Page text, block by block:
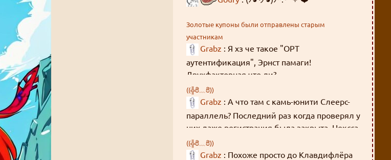
Золотые купоны были отправлены старым
участникам
Grabz : Я хз че такое "OPT
аутентификация", Эрнст памаги!
Двухфакторная что ли?
((╬ಠิ﹏ಠิ))
Grabz : А что там с камь-юнити Слеерс-
параллель? Последний раз когда проверял у
них даже регистрация была закрыта. Нексса-
джахады там всякие, Мордейны, Розевиры,
где все эти люди были 8 лет?
((╬ಠิ﹏ಠิ))
Grabz : Похоже просто до Клавдифлёра